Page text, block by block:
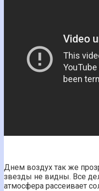
Днем воздух так же
звезды не видны. Все
атмосфера рассеивает